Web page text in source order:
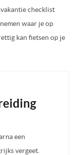
checklist
waar je op
kan fietsen op je
een
vergeet.